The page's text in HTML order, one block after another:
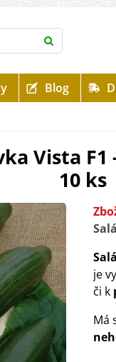
Blog
Vista F1
10 ks
je
či k
Má